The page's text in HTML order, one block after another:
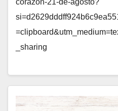
_sharing